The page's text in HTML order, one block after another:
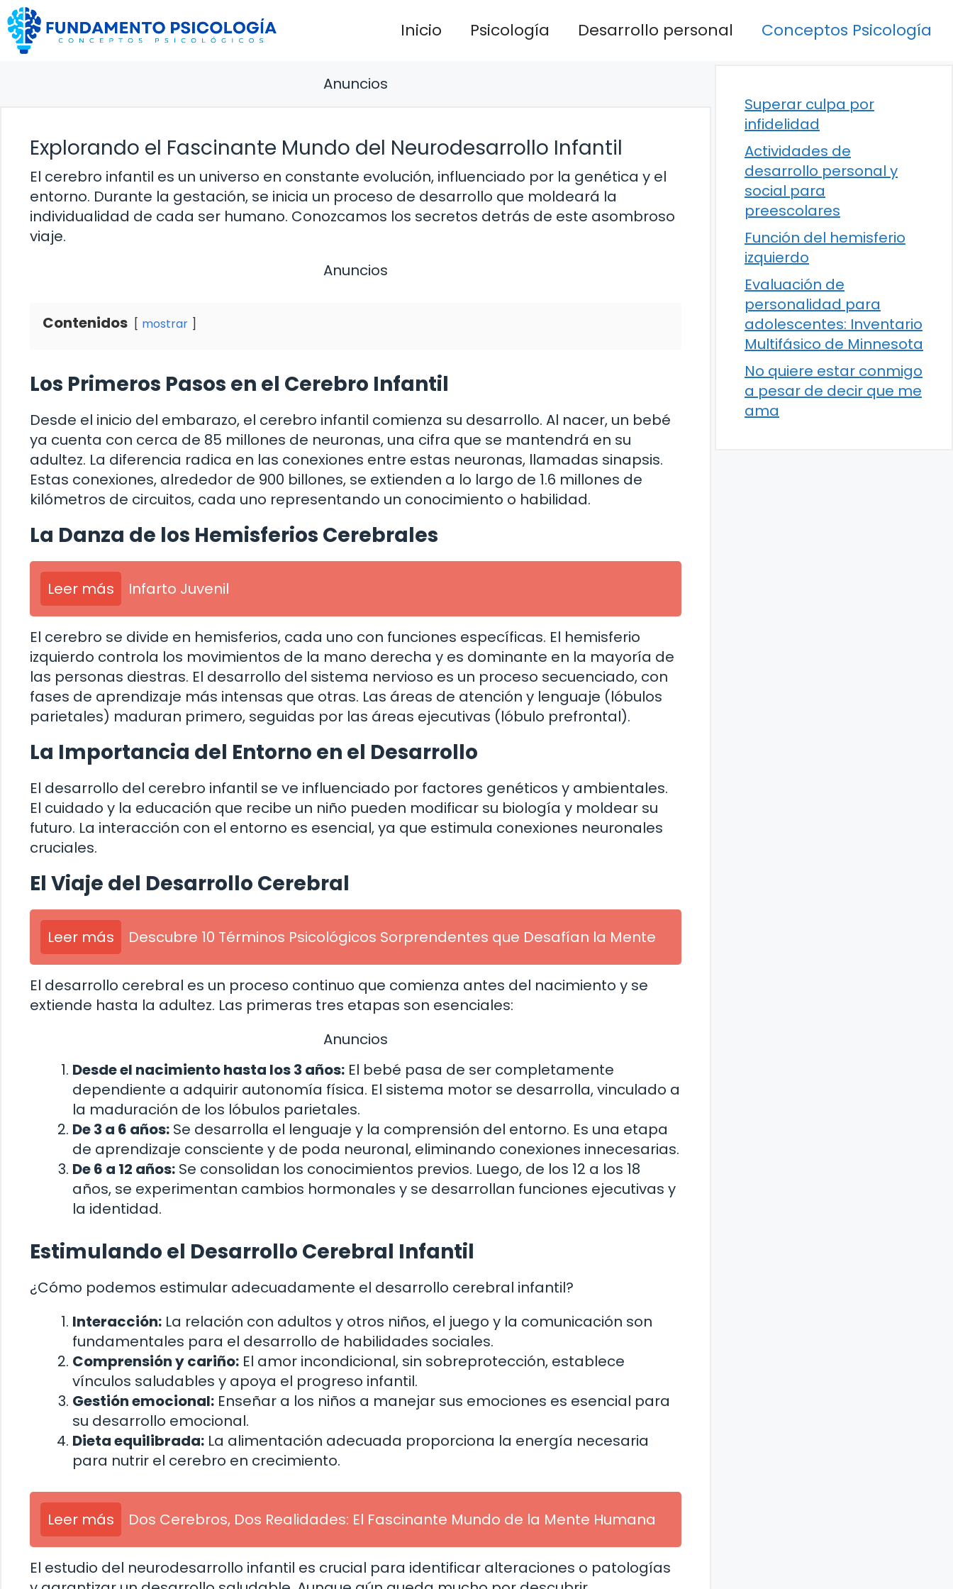
Saltar
al
contenido
Inicio Psicología Desarrollo personal Conceptos Psicología
Anuncios
Explorando el Fascinante Mundo del Neurodesarrollo Infantil
El cerebro infantil es un universo en constante evolución, influenciado por la genética y el
entorno. Durante la gestación, se inicia un proceso de desarrollo que moldeará la
individualidad de cada ser humano. Conozcamos los secretos detrás de este asombroso
viaje.
Anuncios
Contenidos mostrar
Los Primeros Pasos en el Cerebro Infantil
Desde el inicio del embarazo, el cerebro infantil comienza su desarrollo. Al nacer, un bebé
ya cuenta con cerca de 85 millones de neuronas, una cifra que se mantendrá en su
adultez. La diferencia radica en las conexiones entre estas neuronas, llamadas sinapsis.
Estas conexiones, alrededor de 900 billones, se extienden a lo largo de 1.6 millones de
kilómetros de circuitos, cada uno representando un conocimiento o habilidad.
La Danza de los Hemisferios Cerebrales
Leer más Infarto Juvenil
El cerebro se divide en hemisferios, cada uno con funciones específicas. El hemisferio
izquierdo controla los movimientos de la mano derecha y es dominante en la mayoría de
las personas diestras. El desarrollo del sistema nervioso es un proceso secuenciado, con
fases de aprendizaje más intensas que otras. Las áreas de atención y lenguaje (lóbulos
parietales) maduran primero, seguidas por las áreas ejecutivas (lóbulo prefrontal).
La Importancia del Entorno en el Desarrollo
El desarrollo del cerebro infantil se ve influenciado por factores genéticos y ambientales.
El cuidado y la educación que recibe un niño pueden modificar su biología y moldear su
futuro. La interacción con el entorno es esencial, ya que estimula conexiones neuronales
cruciales.
El Viaje del Desarrollo Cerebral
Leer más Descubre 10 Términos Psicológicos Sorprendentes que Desafían la Mente
El desarrollo cerebral es un proceso continuo que comienza antes del nacimiento y se
extiende hasta la adultez. Las primeras tres etapas son esenciales:
Anuncios
Desde el nacimiento hasta los 3 años: El bebé pasa de ser completamente
dependiente a adquirir autonomía física. El sistema motor se desarrolla, vinculado a
la maduración de los lóbulos parietales.
De 3 a 6 años: Se desarrolla el lenguaje y la comprensión del entorno. Es una etapa
de aprendizaje consciente y de poda neuronal, eliminando conexiones innecesarias.
De 6 a 12 años: Se consolidan los conocimientos previos. Luego, de los 12 a los 18
años, se experimentan cambios hormonales y se desarrollan funciones ejecutivas y
la identidad.
Estimulando el Desarrollo Cerebral Infantil
¿Cómo podemos estimular adecuadamente el desarrollo cerebral infantil?
Interacción: La relación con adultos y otros niños, el juego y la comunicación son
fundamentales para el desarrollo de habilidades sociales.
Comprensión y cariño: El amor incondicional, sin sobreprotección, establece
vínculos saludables y apoya el progreso infantil.
Gestión emocional: Enseñar a los niños a manejar sus emociones es esencial para
su desarrollo emocional.
Dieta equilibrada: La alimentación adecuada proporciona la energía necesaria
para nutrir el cerebro en crecimiento.
Leer más Dos Cerebros, Dos Realidades: El Fascinante Mundo de la Mente Humana
El estudio del neurodesarrollo infantil es crucial para identificar alteraciones o patologías
Superar culpa por
infidelidad
Actividades de
desarrollo personal y
social para
preescolares
Función del hemisferio
izquierdo
Evaluación de
personalidad para
adolescentes: Inventario
Multifásico de Minnesota
No quiere estar conmigo
a pesar de decir que me
ama